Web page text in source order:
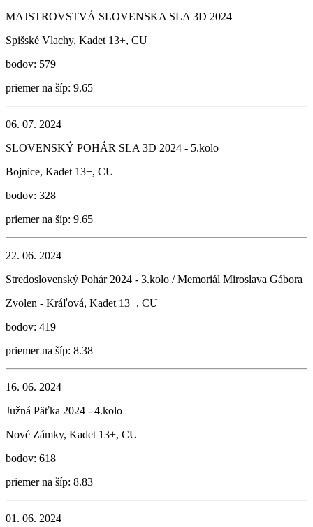
MAJSTROVSTVÁ SLOVENSKA SLA 3D 2024
Spišské Vlachy, Kadet 13+, CU
bodov: 579
priemer na šíp: 9.65
06. 07. 2024
SLOVENSKÝ POHÁR SLA 3D 2024 - 5.kolo
Bojnice, Kadet 13+, CU
bodov: 328
priemer na šíp: 9.65
22. 06. 2024
Stredoslovenský Pohár 2024 - 3.kolo / Memoriál Miroslava Gábora
Zvolen - Kráľová, Kadet 13+, CU
bodov: 419
priemer na šíp: 8.38
16. 06. 2024
Južná Päťka 2024 - 4.kolo
Nové Zámky, Kadet 13+, CU
bodov: 618
priemer na šíp: 8.83
01. 06. 2024